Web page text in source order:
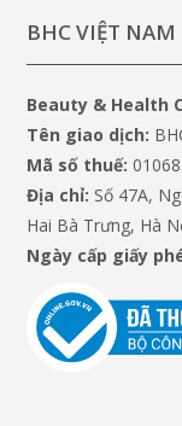
BHC VIỆT NAM
Beauty & Health
Tên giao dịch:
Mã số thuế:
Địa chỉ: Số 47A,
Hai Bà Trưng, Hà
Ngày cấp giấy